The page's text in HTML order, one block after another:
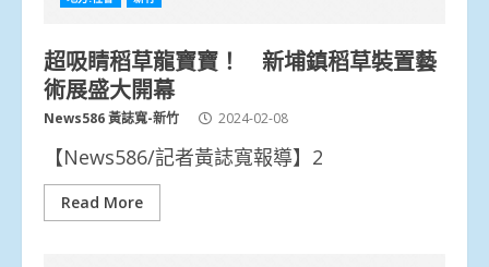
超吸睛稻草龍寶寶！ 新埔鎮稻草裝置藝
術展盛大開幕
News586 黃誌寬-新竹 2024-02-08
【News586/記者黃誌寬報導】2
Read More